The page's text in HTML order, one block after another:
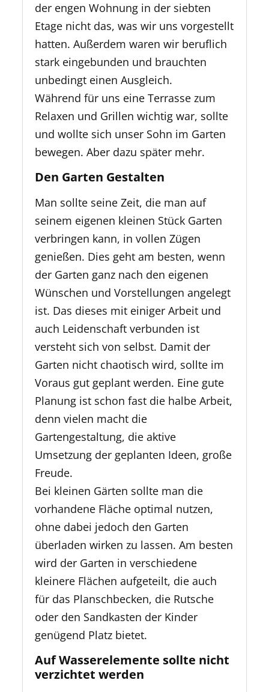
der engen Wohnung in der siebten
Etage nicht das, was wir uns vorgestellt
hatten. Außerdem waren wir beruflich
stark eingebunden und brauchten
unbedingt einen Ausgleich.
Während für uns eine Terrasse zum
Relaxen und Grillen wichtig war, sollte
und wollte sich unser Sohn im Garten
bewegen. Aber dazu später mehr.
Den Garten Gestalten
Man sollte seine Zeit, die man auf
seinem eigenen kleinen Stück Garten
verbringen kann, in vollen Zügen
genießen. Dies geht am besten, wenn
der Garten ganz nach den eigenen
Wünschen und Vorstellungen angelegt
ist. Das dieses mit einiger Arbeit und
auch Leidenschaft verbunden ist
versteht sich von selbst. Damit der
Garten nicht chaotisch wird, sollte im
Voraus gut geplant werden. Eine gute
Planung ist schon fast die halbe Arbeit,
denn vielen macht die
Gartengestaltung, die aktive
Umsetzung der geplanten Ideen, große
Freude.
Bei kleinen Gärten sollte man die
vorhandene Fläche optimal nutzen,
ohne dabei jedoch den Garten
überladen wirken zu lassen. Am besten
wird der Garten in verschiedene
kleinere Flächen aufgeteilt, die auch
für das Planschbecken, die Rutsche
oder den Sandkasten der Kinder
genügend Platz bietet.
Auf Wasserelemente sollte nicht
verzichtet werden